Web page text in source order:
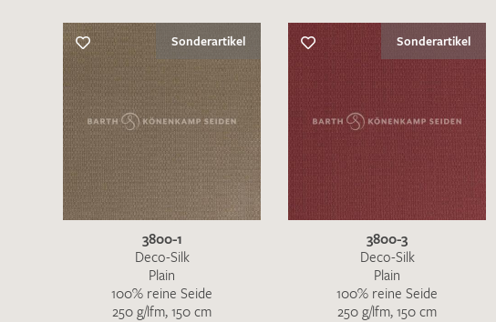
Es sind bisher keine Produkte auf Ihrer
Merkliste.
Sollten Sie dennoch eine individuelle
Musteranfrage stellen wollen, vermerken
Sie diese bitte im Feld "Anmerkungen".
IHRE
Leider
Wir
Sonderartikel
3800-1
Deco-Silk
Plain
100% reine Seide
250 g/lfm, 150 cm
Sonderartikel
3800-3
Deco-Silk
Plain
100% reine Seide
250 g/lfm, 150 cm